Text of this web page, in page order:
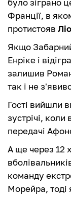
було зіграно
Франції, в
протистояв
Якщо
Енріке і
залишив
так і не
Гості вийшли
зустрічі,
передачі
А ще через 12
команду
Морейра, тоді